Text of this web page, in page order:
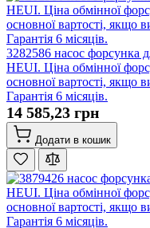
3282586 насос форсунка
HEUI. Ціна обмінної
основної вартості, якщо
Гарантія 6 місяців.
14 585,23 грн
Додати в кошик